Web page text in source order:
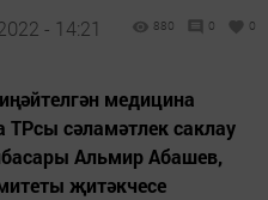
- 14:21 880 0 0
медицина
сәламәтлек саклау
Альмир Абашев,
җитәкчесе